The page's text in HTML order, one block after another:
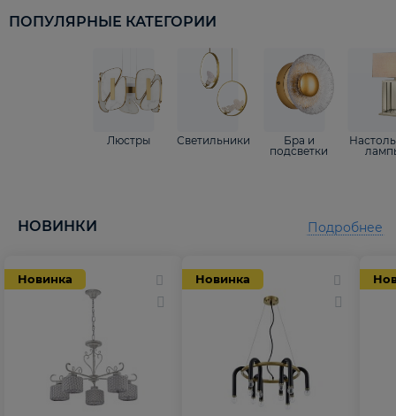
ПОПУЛЯРНЫЕ КАТЕГОРИИ
Люстры Светильники
Бра и
подсветки
НОВИНКИ
Новинка Новинка
Подробнее